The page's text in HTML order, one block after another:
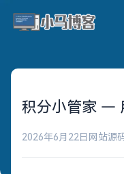
积分小管家 —
2026年6月22日 网站源